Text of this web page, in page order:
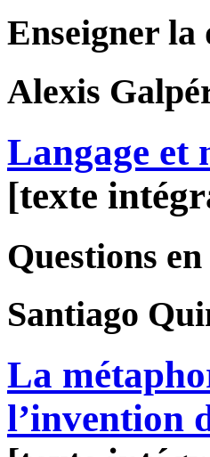
Enseigner la
Alexis
Langage et
[texte
Questions
Santiago
La
l’invention